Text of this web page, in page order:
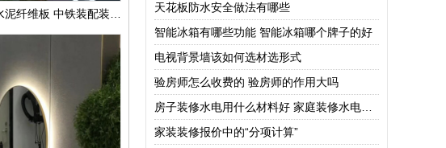
天花板防水安全做法有哪些
智能冰箱有哪些功能 智能冰箱哪个牌子的好
电视背景墙该如何选材选形式
验房师怎么收费的 验房师的作用大吗
家装装修报价中的“分项计算”